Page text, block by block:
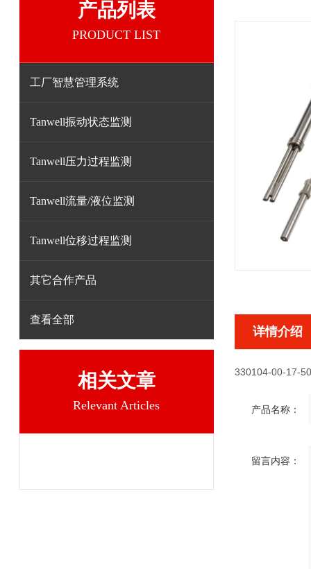
产品列表
PRODUCT LIST
工厂智慧管理系统
Tanwell振动状态监测
Tanwell压力过程监测
Tanwell流量/液位监测
Tanwell位移过程监测
其它合作产品
查看全部
相关文章
Relevant Articles
详情介绍
330104-00-17-
产品名称：
留言内容：